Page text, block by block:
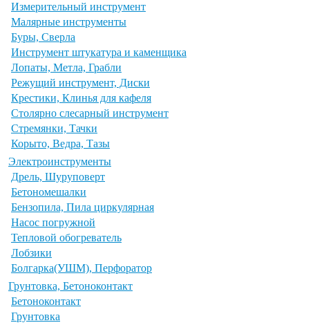
Измерительный инструмент
Малярные инструменты
Буры, Сверла
Инструмент штукатура и каменщика
Лопаты, Метла, Грабли
Режущий инструмент, Диски
Крестики, Клинья для кафеля
Столярно слесарный инструмент
Стремянки, Тачки
Корыто, Ведра, Тазы
Электроинструменты
Дрель, Шуруповерт
Бетономешалки
Бензопила, Пила циркулярная
Насос погружной
Тепловой обогреватель
Лобзики
Болгарка(УШМ), Перфоратор
Грунтовка, Бетоноконтакт
Бетоноконтакт
Грунтовка